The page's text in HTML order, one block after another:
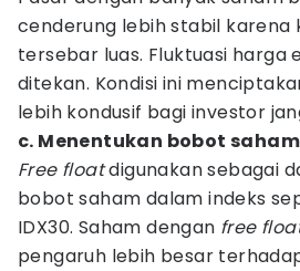
cenderung lebih stabil karena
tersebar luas. Fluktuasi harga
ditekan. Kondisi ini
lebih kondusif bagi investor
c. Menentukan bobot
Free floatdigunakan sebagai
bobot saham dalam indeks
IDX30. Saham dengan free
pengaruh lebih besar